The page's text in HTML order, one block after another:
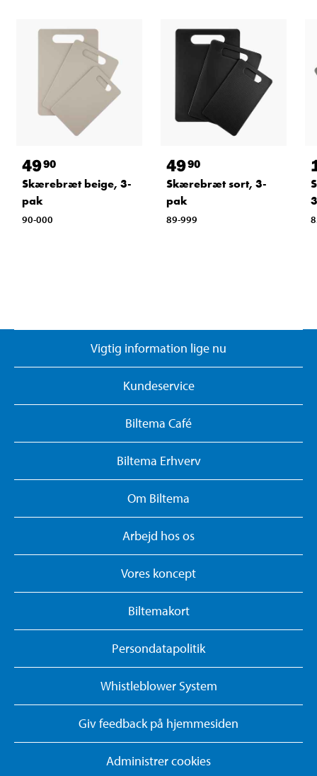
4990
Skærebræt beige, 3-
pak
90-000
4990
Skærebræt sort, 3-
pak
89-999
Vigtig information lige nu
Kundeservice
Biltema Café
Biltema Erhverv
Om Biltema
Arbejd hos os
Vores koncept
Biltemakort
Persondatapolitik
Whistleblower System
Giv feedback på hjemmesiden
Administrer cookies